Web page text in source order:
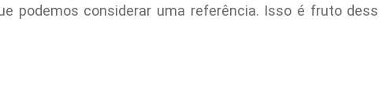
podemos considerar uma referência. Isso é fruto